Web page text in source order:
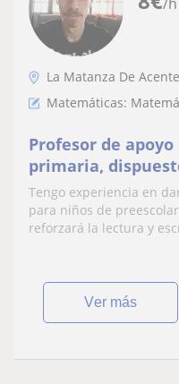
La Matanza De
Matemáticas:
Profesor de
primaria,
materia
Tengo experiencia en
para niños de
reforzará la lectura y
ver más